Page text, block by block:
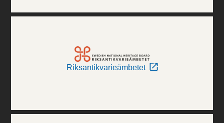
Riksantikvarieämbetet